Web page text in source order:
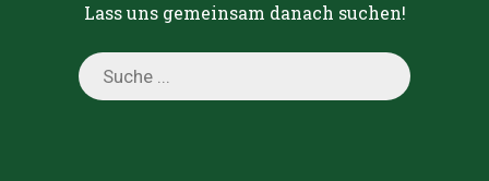
Lass uns gemeinsam danach suchen!
Products
search